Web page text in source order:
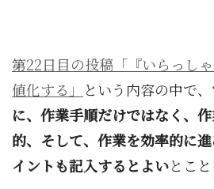
第22日目の投稿「『いらっし
値化する」
という内容の中で、
に、作業手順だけではなく、
的、そして、作業を効率的に
イントも記入するとよいとこ